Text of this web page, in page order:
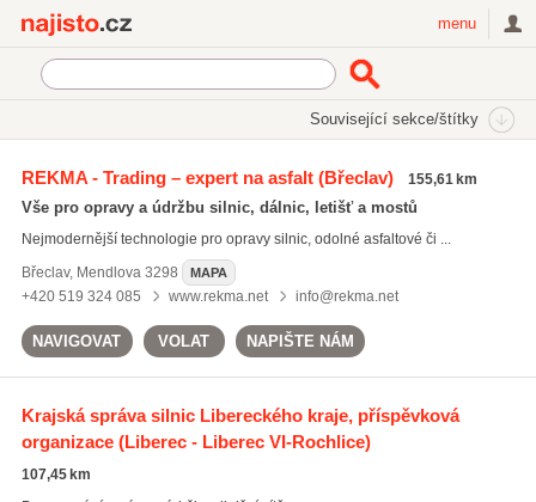
menu
Související sekce/štítky
správa silnic(159)
bourací práce(813)
Všechny související štítky
REKMA - Trading – expert na asfalt(Břeclav) 155,61 km
Vše pro opravy a údržbu silnic, dálnic, letišť a mostů
Nejmodernější technologie pro opravy silnic, odolné asfaltové či ...
Břeclav, Mendlova 3298 MAPA
+420 519 324 085 www.rekma.net info@rekma.net
NAVIGOVAT VOLAT NAPIŠTE NÁM
Krajská správa silnic Libereckého kraje, příspěvková
organizace(Liberec - Liberec VI-Rochlice)
107,45 km